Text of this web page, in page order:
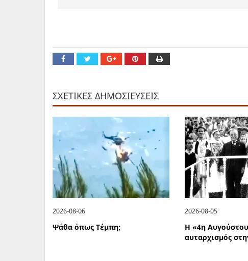
ΣΧΕΤΙΚΕΣ ΔΗΜΟΣΙΕΥΣΕΙΣ
2026-08-06
Ψάθα όπως Τέμπη;
2026-08-05
Η «4η
αυταρχισμός